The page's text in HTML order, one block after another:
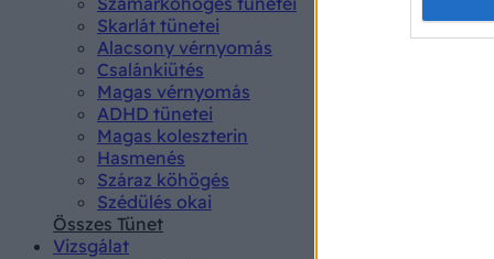
Skarlát tünetei
Alacsony vérnyomás
Csalánkiütés
Magas vérnyomás
ADHD tünetei
Magas koleszterin
Hasmenés
Száraz köhögés
Szédülés okai
Összes Tünet
Vizsgálat